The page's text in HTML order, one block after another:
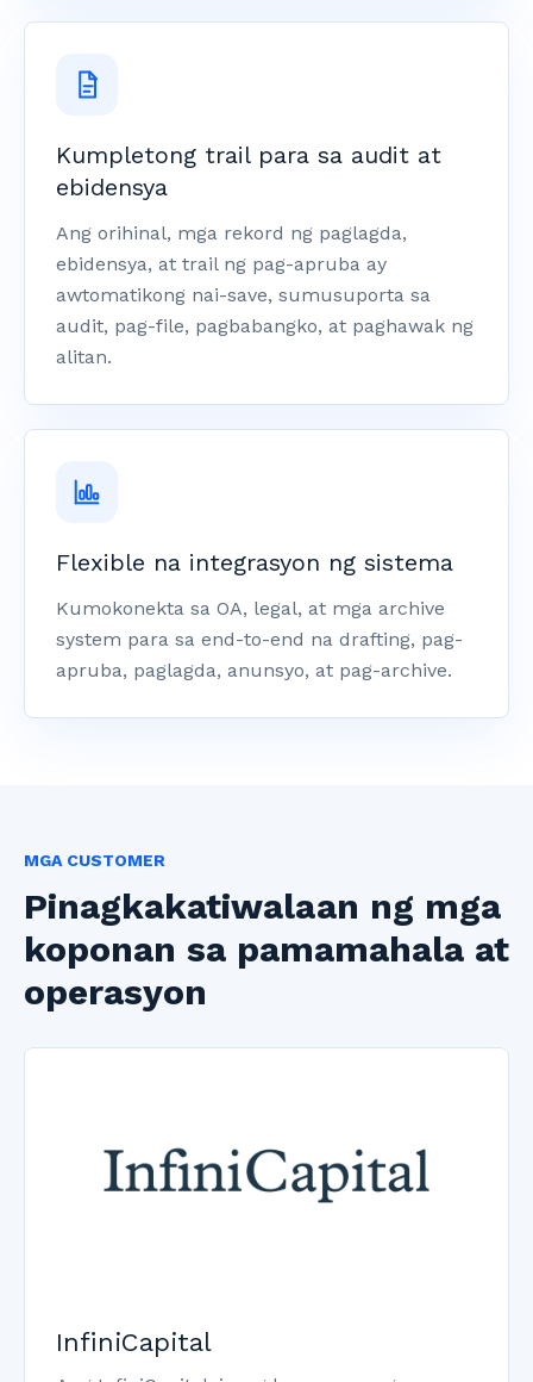
Kumpletong trail para sa audit at
ebidensya
Ang orihinal, mga rekord ng paglagda,
ebidensya, at trail ng pag-apruba ay
awtomatikong nai-save, sumusuporta sa
audit, pag-file, pagbabangko, at paghawak ng
alitan.
Flexible na integrasyon ng sistema
Kumokonekta sa OA, legal, at mga archive
system para sa end-to-end na drafting, pag-
apruba, paglagda, anunsyo, at pag-archive.
MGA CUSTOMER
Pinagkakatiwalaan ng mga
koponan sa pamamahala at
operasyon
InfiniCapital